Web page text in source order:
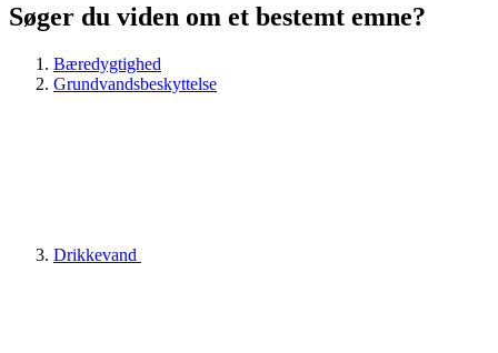
Søger du viden om et bestemt emne?
Bæredygtighed
Grundvandsbeskyttelse
Drikkevand